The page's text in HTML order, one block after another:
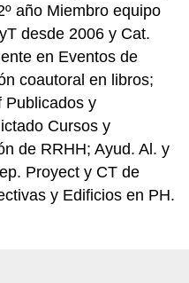
año Miembro equipo
desde 2006 y Cat.
en Eventos de
coautoral en libros;
Publicados y
Cursos y
de RRHH; Ayud. Al. y
Proyect y CT de
y Edificios en PH.